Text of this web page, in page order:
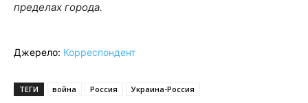
пределах города.
Джерело: Корреспондент
ТЕГИ война Россия Украина-Россия